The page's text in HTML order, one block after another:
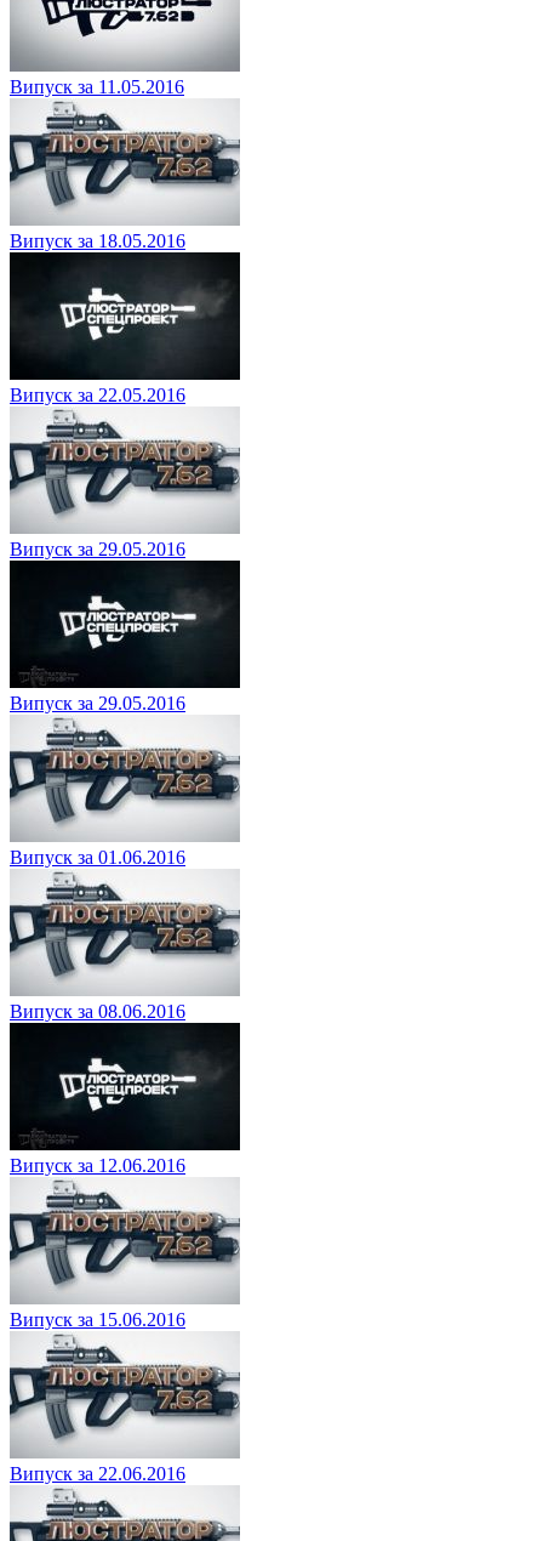
Випуск за 11.05.2016
Випуск за 18.05.2016
Випуск за 22.05.2016
Випуск за 29.05.2016
Випуск за 29.05.2016
Випуск за 01.06.2016
Випуск за 08.06.2016
Випуск за 12.06.2016
Випуск за 15.06.2016
Випуск за 22.06.2016